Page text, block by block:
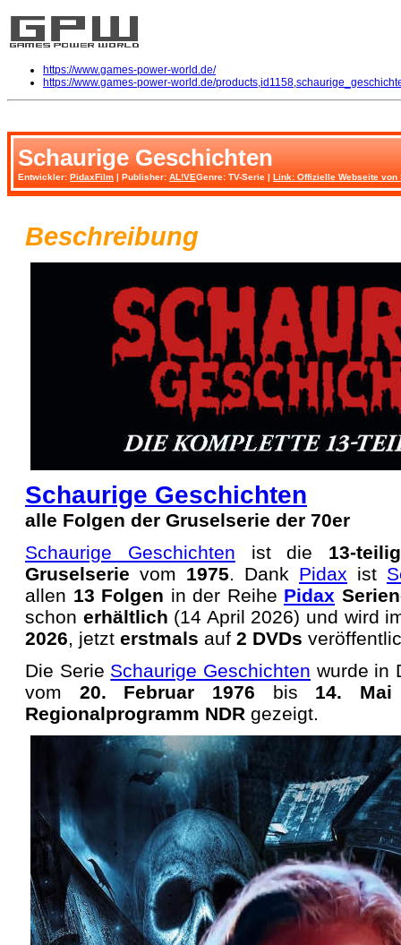
https://www.games-power-world.de/
https://www.games-power-world.de/
Schaurige Geschichten
Entwickler: PidaxFilm | Publisher: AL!VEGenre: TV-Serie | Link: Offizielle Webseite
Beschreibung
Schaurige Geschichten
alle Folgen der Gruselserie der 70er
Schaurige Geschichten ist die 13-
Gruselserie vom 1975. Dank Pidax ist
allen 13 Folgen in der Reihe Pidax
schon erhältlich (14 April 2026) und wird
2026, jetzt erstmals auf 2 DVDs
Die Serie Schaurige Geschichten wurde in
vom 20. Februar 1976 bis 14. Mai
Regionalprogramm NDR gezeigt.